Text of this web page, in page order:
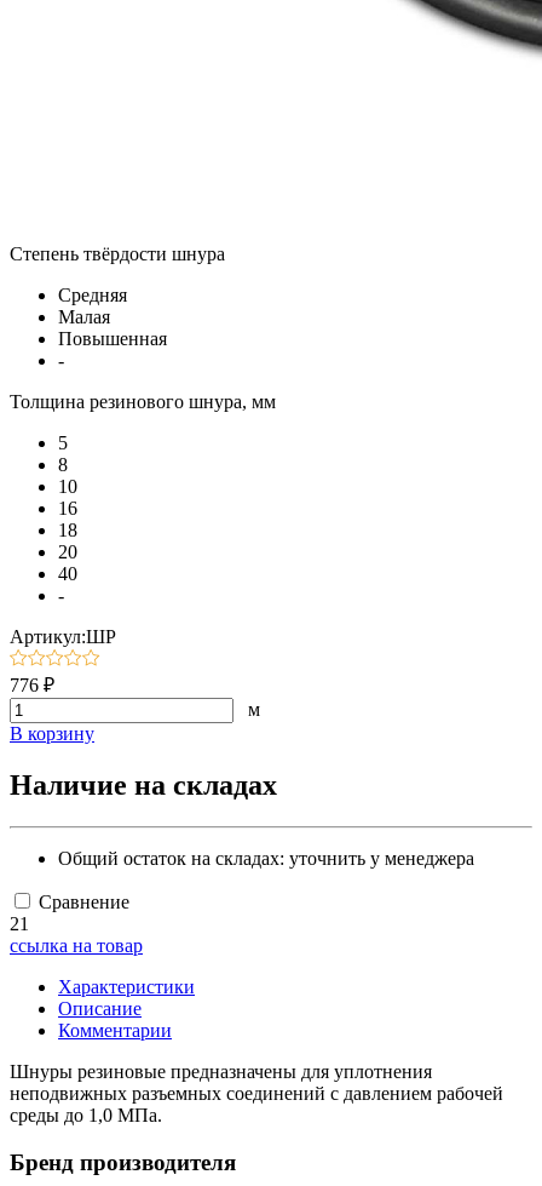
Степень твёрдости шнура
Средняя
Малая
Повышенная
-
Толщина резинового шнура, мм
5
8
10
16
18
20
40
-
Артикул:ШР
776 ₽
м
В корзину
Наличие на складах
Общий остаток на складах: уточнить у менеджера
Сравнение
21
ссылка на товар
Характеристики
Описание
Комментарии
Шнуры резиновые предназначены для уплотнения
неподвижных разъемных соединений с давлением рабочей
среды до 1,0 МПа.
Бренд производителя